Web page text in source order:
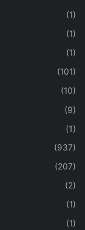
(1)
(1)
(1)
(101)
(10)
(9)
(1)
(937)
(207)
(2)
(1)
(1)